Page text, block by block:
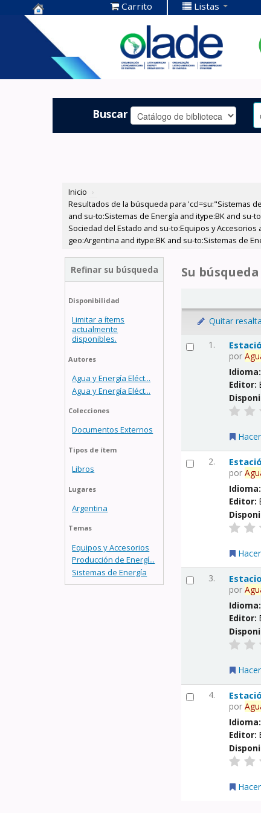
Centro de
Documentación
OLADE -
Carrito Listas
Buscar
Inicio ›
Resultados de la búsqueda para 'ccl=su:"Sistemas
and su-to:Sistemas de Energía and itype:BK and su-
Sociedad del Estado and su-to:Equipos y Accesorios
geo:Argentina and itype:BK and su-to:Sistemas de
Refinar su búsqueda
Disponibilidad
Limitar a ítems
actualmente
disponibles.
Autores
Agua y Energía Eléct...
Agua y Energía Eléct...
Colecciones
Documentos Externos
Tipos de ítem
Libros
Lugares
Argentina
Temas
Equipos y Accesorios
Producción de Energí...
Sistemas de Energía
Su
Quitar
1.
por
Editor:
2.
por
Editor:
3.
por
Editor:
4.
por
Editor: